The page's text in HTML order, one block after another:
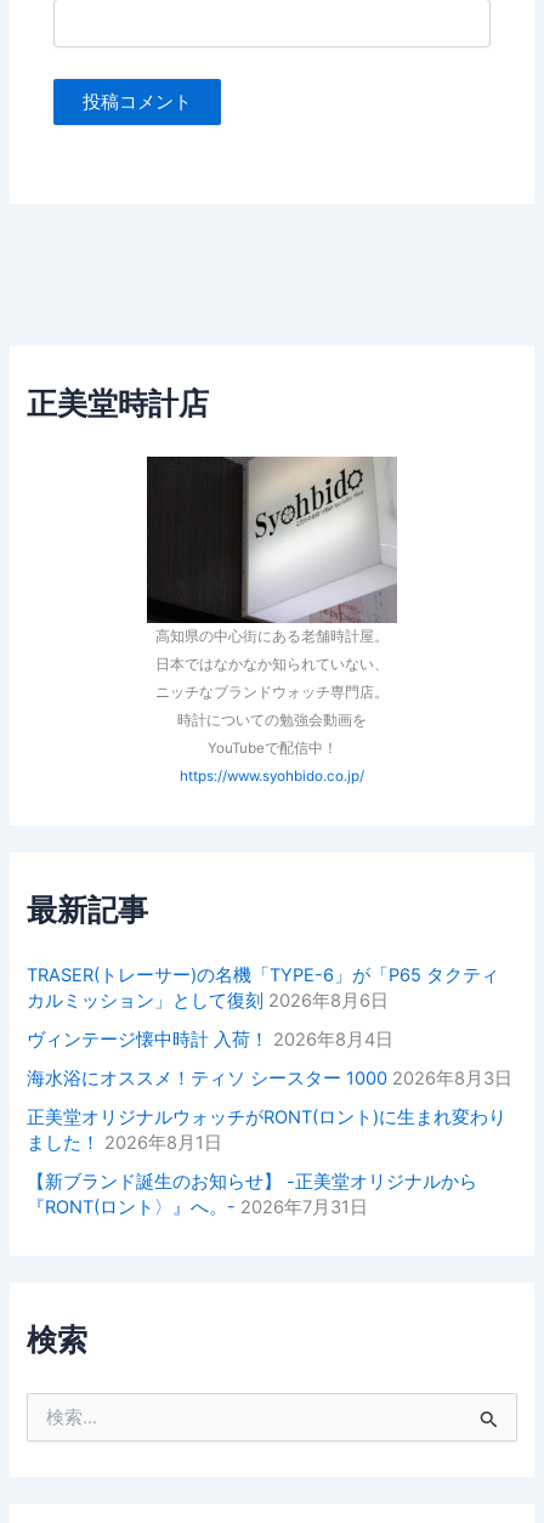
正美堂時計店
高知県の中心街にある老舗時計屋。
日本ではなかなか知られていない、
ニッチなブランドウォッチ専門店。
時計についての勉強会動画を
YouTubeで配信中！
https://www.syohbido.co.jp/
最新記事
TRASER(トレーサー)の名機「TYPE-6」が「P65 タクティ
カルミッション」として復刻 2026年8月6日
ヴィンテージ懐中時計 入荷！
2026年8月4日
海水浴にオススメ！ティソ シースター 1000 2026年8月3日
正美堂オリジナルウォッチがRONT(ロント)に生まれ変わり
ました！
2026年8月1日
【新ブランド誕生のお知らせ】 -正美堂オリジナルから
『RONT(ロント〉』へ。- 2026年7月31日
検索